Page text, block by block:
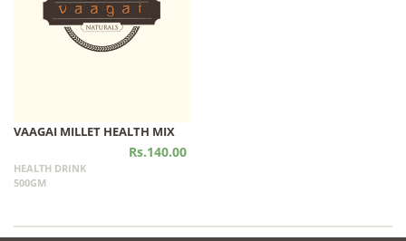
VAAGAI MILLET HEALTH MIX
Rs.140.00
HEALTH DRINK
500GM